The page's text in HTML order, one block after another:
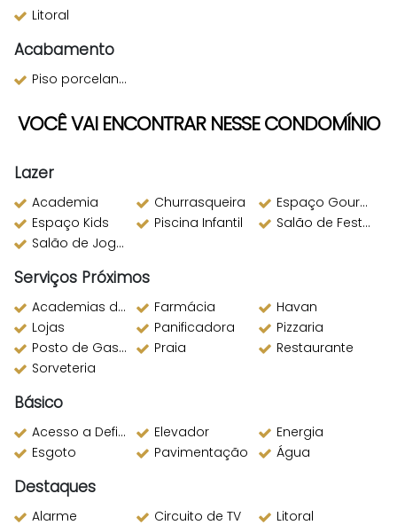
Litoral
Acabamento
Piso porcelanato
VOCÊ VAI ENCONTRAR NESSE CONDOMÍNIO
Lazer
Academia Churrasqueira
Espaço Gourmet
Espaço Kids
Piscina Infantil
Salão de Festas
Salão de Jogos
Serviços Próximos
Academias de ginástica Farmácia
Havan
Lojas
Panificadora
Pizzaria
Posto de Gasolina
Praia
Restaurante
Sorveteria
Básico
Acesso a Deficientes Elevador
Energia
Esgoto
Pavimentação Água
Destaques
Alarme Circuito de TV Litoral